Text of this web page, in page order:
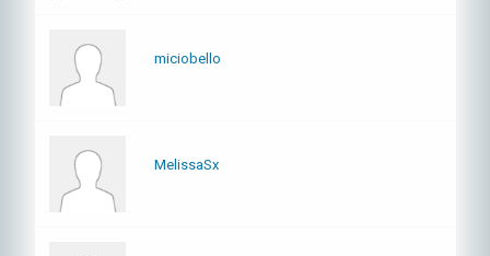
miciobello
MelissaSx